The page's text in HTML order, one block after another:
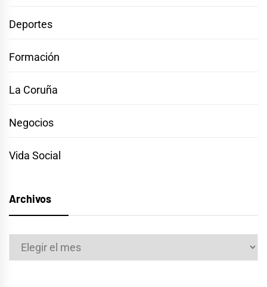
Deportes
Formación
La Coruña
Negocios
Vida Social
Archivos
Archivos